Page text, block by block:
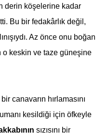
derin köşelerine kadar
Bu bir fedakârlık değil,
Az önce onu boğan
o keskin ve taze güneşine
canavarın hırlamasını
kesildiği için öfkeyle
sızısını bir